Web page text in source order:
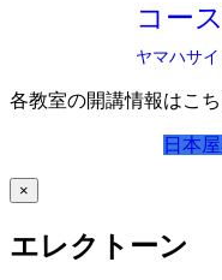
コー
ヤマハサ
各教室の開講情報はこち
日本
×
エレクトーン